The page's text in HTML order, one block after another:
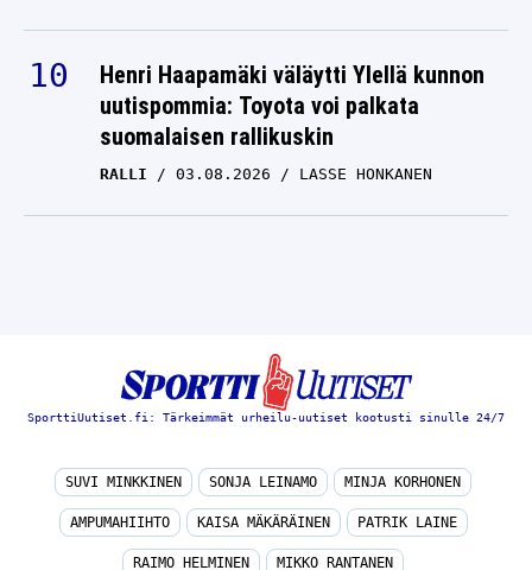
Henri Haapamäki väläytti Ylellä kunnon
uutispommia: Toyota voi palkata
suomalaisen rallikuskin
RALLI 03.08.2026 LASSE HONKANEN
SporttiUutiset.fi: Tärkeimmät urheilu-uutiset kootusti sinulle 24/7
SUVI MINKKINEN SONJA LEINAMO MINJA KORHONEN
AMPUMAHIIHTO KAISA MÄKÄRÄINEN PATRIK LAINE
RAIMO HELMINEN MIKKO RANTANEN